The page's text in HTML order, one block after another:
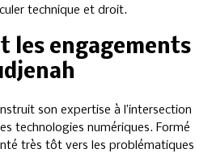
technique et droit.
les engagements
son expertise à l’intersection
technologies numériques. Formé
très tôt vers les problématiques